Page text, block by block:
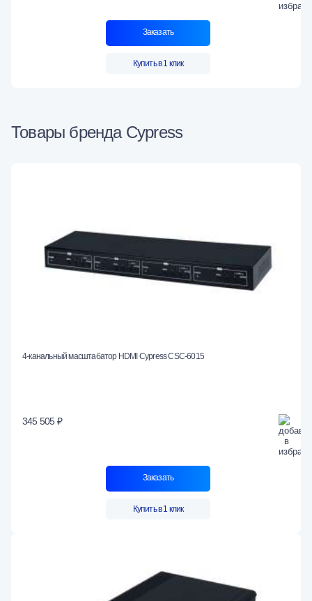
Заказать
Купить в 1 клик
Товары бренда Cypress
4-канальный масштабатор HDMI Cypress CSC-6015
345 505 ₽
Заказать
Купить в 1 клик